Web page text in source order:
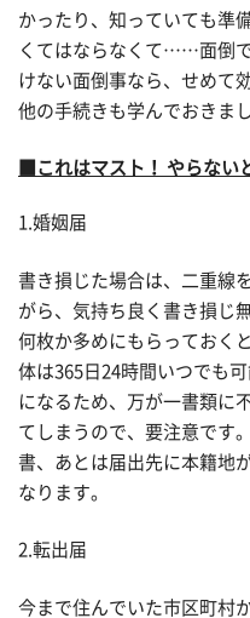
かったり、知っていても準
くてはならなくて……面倒
けない面倒事なら、せめて
他の手続きも学んでおきまし
■これはマスト！ やらない
1.婚姻届
書き損じた場合は、二重線
がら、気持ち良く書き損じ
何枚か多めにもらっておく
体は365日24時間いつでも
になるため、万が一書類に
てしまうので、要注意です
書、あとは届出先に本籍地
なります。
2.転出届
今まで住んでいた市区町